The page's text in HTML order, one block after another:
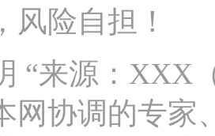
风险自担！
“来源：XXX
网协调的专家